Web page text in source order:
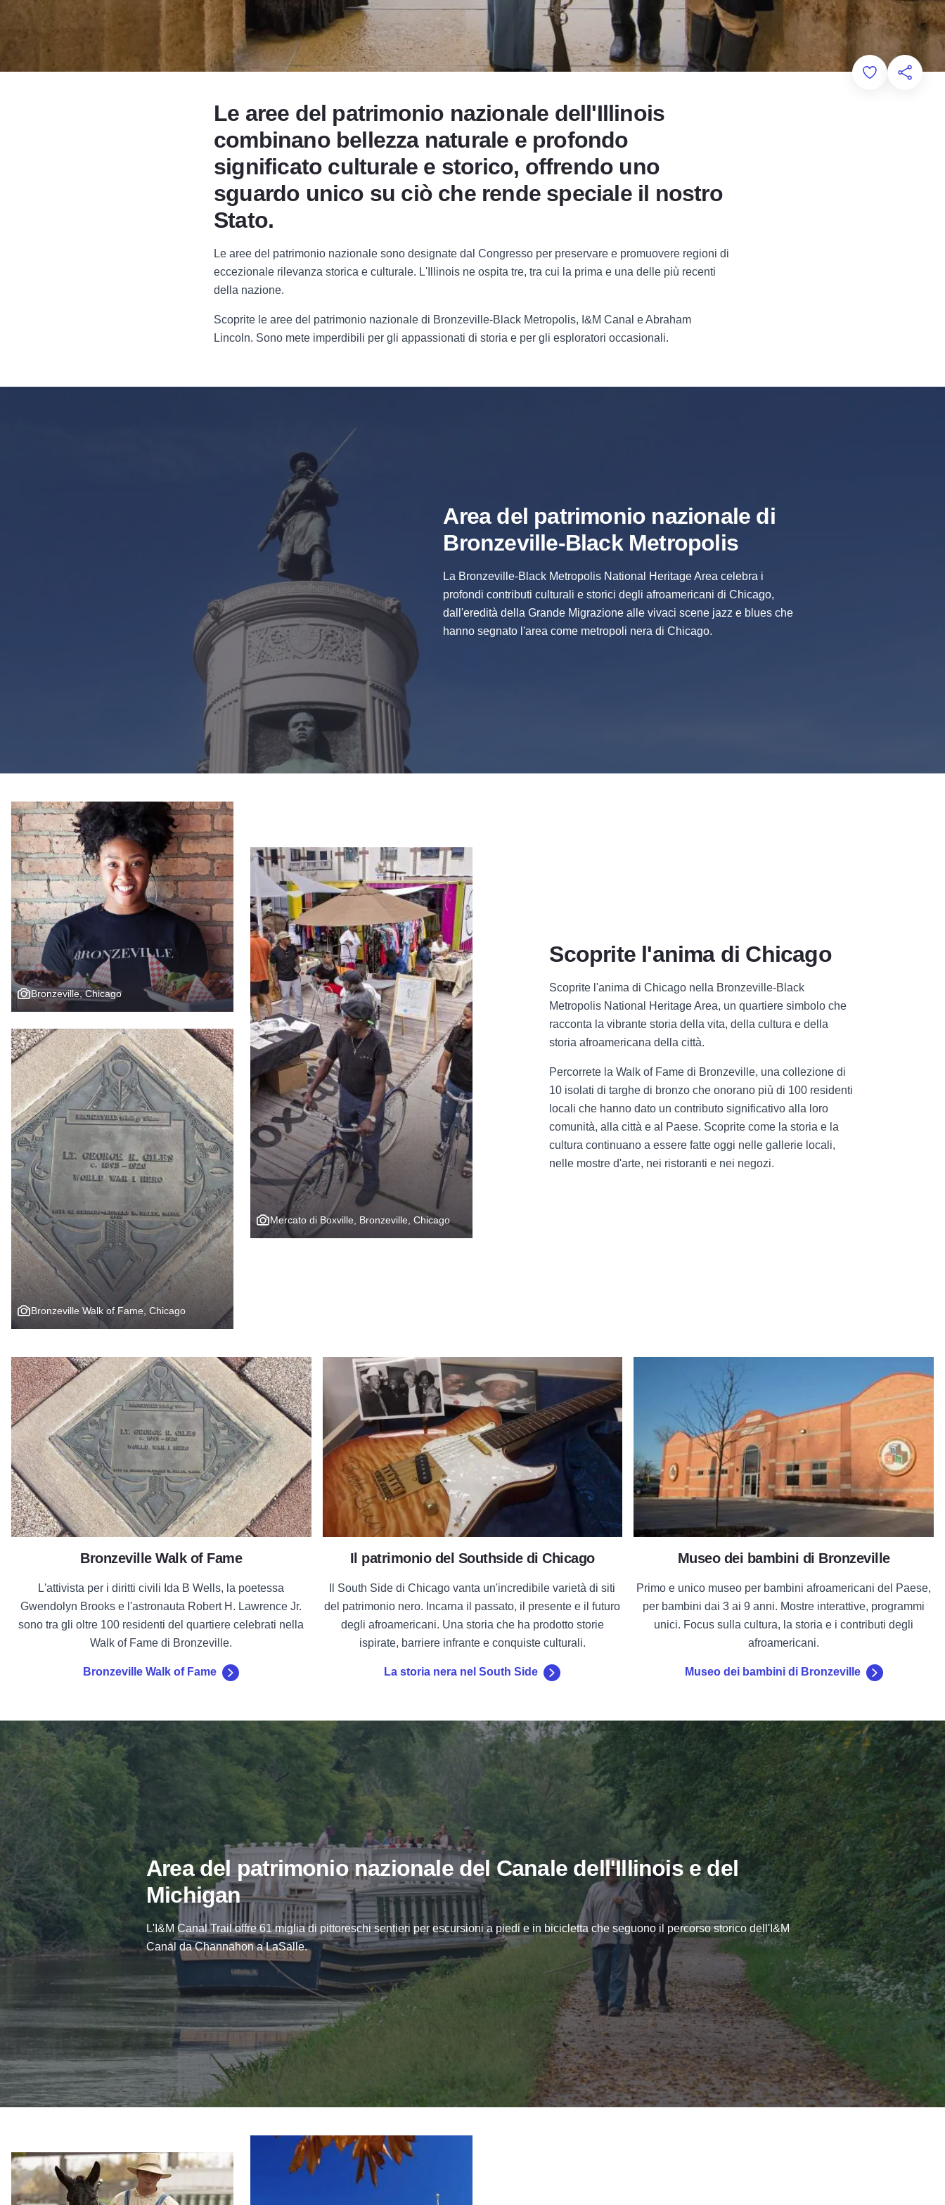
Add to
Le aree del patrimonio nazionale dell'Illinois
combinano bellezza naturale e profondo
significato culturale e storico, offrendo uno
sguardo unico su ciò che rende speciale il nostro
Stato.
Le aree del patrimonio nazionale sono designate dal Congresso per preservare e promuovere regioni di
eccezionale rilevanza storica e culturale. L'Illinois ne ospita tre, tra cui la prima e una delle più recenti
della nazione.
Scoprite le aree del patrimonio nazionale di Bronzeville-Black Metropolis, I&M Canal e Abraham
Lincoln. Sono mete imperdibili per gli appassionati di storia e per gli esploratori occasionali.
Area del patrimonio nazionale di
Bronzeville-Black Metropolis
La Bronzeville-Black Metropolis National Heritage Area celebra i
profondi contributi culturali e storici degli afroamericani di Chicago,
dall'eredità della Grande Migrazione alle vivaci scene jazz e blues che
hanno segnato l'area come metropoli nera di Chicago.
Bronzeville, Chicago
Mercato di Boxville, Bronzeville, Chicago
Bronzeville Walk of Fame, Chicago
Scoprite l'anima di Chicago
Scoprite l'anima di Chicago nella Bronzeville-Black
Metropolis National Heritage Area, un quartiere simbolo che
racconta la vibrante storia della vita, della cultura e della
storia afroamericana della città.
Percorrete la Walk of Fame di Bronzeville, una collezione di
10 isolati di targhe di bronzo che onorano più di 100 residenti
locali che hanno dato un contributo significativo alla loro
comunità, alla città e al Paese. Scoprite come la storia e la
cultura continuano a essere fatte oggi nelle gallerie locali,
nelle mostre d'arte, nei ristoranti e nei negozi.
Bronzeville Walk of Fame
L'attivista per i diritti civili Ida B Wells, la poetessa
Gwendolyn Brooks e l'astronauta Robert H. Lawrence Jr.
sono tra gli oltre 100 residenti del quartiere celebrati nella
Walk of Fame di Bronzeville.
Bronzeville Walk of Fame
Bronzeville Walk of Fame
Il patrimonio del Southside di Chicago
Il South Side di Chicago vanta un'incredibile varietà di siti
del patrimonio nero. Incarna il passato, il presente e il futuro
degli afroamericani. Una storia che ha prodotto storie
ispirate, barriere infrante e conquiste culturali.
La storia nera nel South Side
La storia nera nel South Side
Museo dei bambini di Bronzeville
Primo e unico museo per bambini afroamericani del Paese,
per bambini dai 3 ai 9 anni. Mostre interattive, programmi
unici. Focus sulla cultura, la storia e i contributi degli
afroamericani.
Museo dei bambini di Bronzeville
Area del patrimonio nazionale del Canale dell'Illinois e del
Michigan
L'I&M Canal Trail offre 61 miglia di pittoreschi sentieri per escursioni a piedi e in bicicletta che seguono il percorso storico dell'I&M
Canal da Channahon a LaSalle.